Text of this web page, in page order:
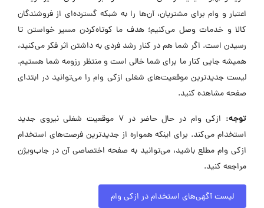
اعتبار و وام برای مشتریان، آن‌ها را به شبکه گسترده‌ای از فروشندگان
کالا و خدمات وصل می‌کنیم؛ هدف ما کوتاه‌کردن مسیر خواستن تا
رسیدن است. اگر شما هم در کنار رشد فردی به داشتن اثر فکر می‌کنید،
همیشه جایی کنار ما برای شما خالی است و منتظر رزومه شما هستیم.
لیست جدیدترین موقعیت‌های شغلی ازکی وام را می‌توانید در ابتدای
صفحه مشاهده کنید.
توجه:
ازکی وام در حال حاضر در ۷ موقعیت شغلی نیروی جدید
استخدام می‌کند. برای اینکه همواره از جدیدترین فرصت‌های استخدام
ازکی وام مطلع باشید، می‌توانید به صفحه اختصاصی آن در جاب‌ویژن
مراجعه کنید.
لیست آگهی‌های استخدام در ازکی وام